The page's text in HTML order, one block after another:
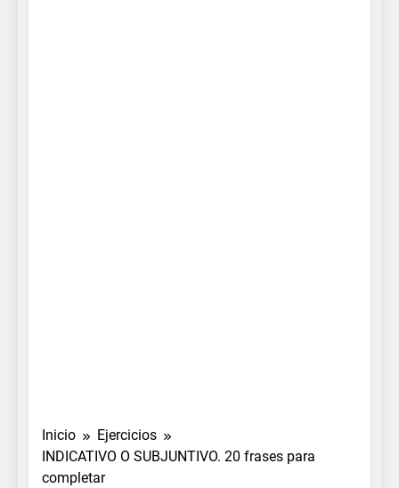
Inicio
Ejercicios
INDICATIVO O SUBJUNTIVO. 20 frases para
completar